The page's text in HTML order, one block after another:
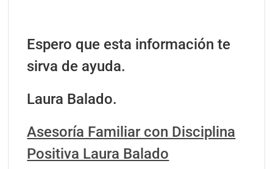
Espero que esta información te
sirva de ayuda.
Laura Balado.
Asesoría Familiar con Disciplina
Positiva Laura Balado